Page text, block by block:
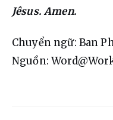
Jêsus. Amen.
Chuyển ngữ: Ban
Nguồn: